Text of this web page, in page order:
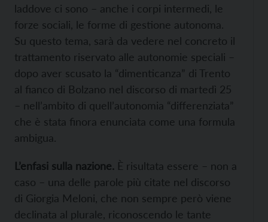
laddove ci sono – anche i corpi intermedi, le
forze sociali, le forme di gestione autonoma.
Su questo tema, sarà da vedere nel concreto il
trattamento riservato alle autonomie speciali –
dopo aver scusato la “dimenticanza” di Trento
al fianco di Bolzano nel discorso di martedì 25
– nell’ambito di quell’autonomia “differenziata”
che è stata finora enunciata come una formula
ambigua.
L’enfasi sulla nazione. È risultata essere – non a
caso – una delle parole più citate nel discorso
di Giorgia Meloni, che non sempre però viene
declinata al plurale, riconoscendo le tante